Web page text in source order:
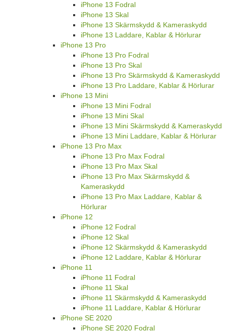
iPhone 13 Fodral
iPhone 13 Skal
iPhone 13 Skärmskydd & Kameraskydd
iPhone 13 Laddare, Kablar & Hörlurar
iPhone 13 Pro
iPhone 13 Pro Fodral
iPhone 13 Pro Skal
iPhone 13 Pro Skärmskydd & Kameraskydd
iPhone 13 Pro Laddare, Kablar & Hörlurar
iPhone 13 Mini
iPhone 13 Mini Fodral
iPhone 13 Mini Skal
iPhone 13 Mini Skärmskydd & Kameraskydd
iPhone 13 Mini Laddare, Kablar & Hörlurar
iPhone 13 Pro Max
iPhone 13 Pro Max Fodral
iPhone 13 Pro Max Skal
iPhone 13 Pro Max Skärmskydd &
Kameraskydd
iPhone 13 Pro Max Laddare, Kablar &
Hörlurar
iPhone 12
iPhone 12 Fodral
iPhone 12 Skal
iPhone 12 Skärmskydd & Kameraskydd
iPhone 12 Laddare, Kablar & Hörlurar
iPhone 11
iPhone 11 Fodral
iPhone 11 Skal
iPhone 11 Skärmskydd & Kameraskydd
iPhone 11 Laddare, Kablar & Hörlurar
iPhone SE 2020
iPhone SE 2020 Fodral